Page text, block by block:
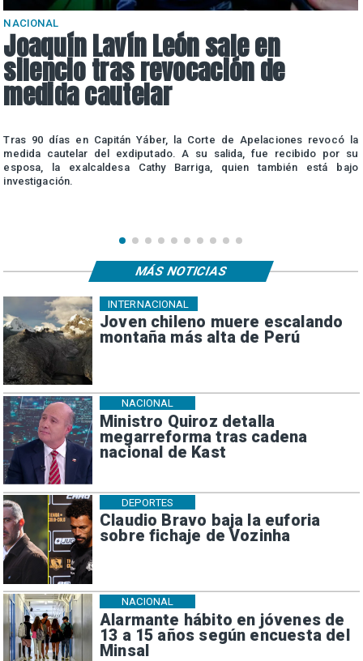
NACIONAL
Joaquín Lavín León sale en
silencio tras revocación de
medida cautelar
Tras 90 días en Capitán Yáber, la Corte de Apelaciones revocó la
medida cautelar del exdiputado. A su salida, fue recibido por su
esposa, la exalcaldesa Cathy Barriga, quien también está bajo
investigación.
Joven chileno muere escalando
montaña más alta de Perú
INTERNACIONAL
Ministro Quiroz detalla
megarreforma tras cadena
nacional de Kast
NACIONAL
Claudio Bravo baja la euforia
sobre fichaje de Vozinha
DEPORTES
Alarmante hábito en jóvenes de
13 a 15 años según encuesta del
Minsal
NACIONAL
MÁS NOTICIAS